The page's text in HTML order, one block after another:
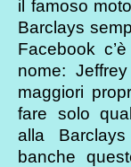
il famoso
Barclays
Facebook
nome:
maggiori
fare solo
alla
banche